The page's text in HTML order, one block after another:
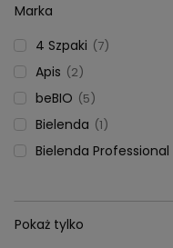
Marka
4 Szpaki
7
Apis 2
beBIO 5
Bielenda 1
Bielenda Professional
Pokaż tylko